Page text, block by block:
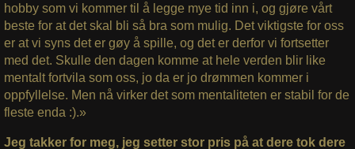
hobby som vi kommer til å legge mye tid inn i, og gjøre vårt
beste for at det skal bli så bra som mulig. Det viktigste for oss
er at vi syns det er gøy å spille, og det er derfor vi fortsetter
med det. Skulle den dagen komme at hele verden blir like
mentalt fortvila som oss, jo da er jo drømmen kommer i
oppfyllelse. Men nå virker det som mentaliteten er stabil for de
fleste enda :).»
Jeg takker for meg, jeg setter stor pris på at dere tok dere